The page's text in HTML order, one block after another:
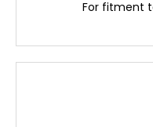
For fitment